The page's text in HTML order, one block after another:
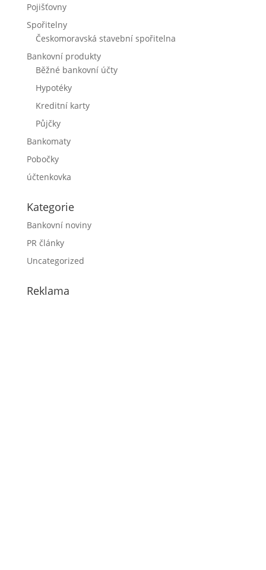
Pojišťovny
Spořitelny
Českomoravská stavební spořitelna
Bankovní produkty
Běžné bankovní účty
Hypotéky
Kreditní karty
Půjčky
Bankomaty
Pobočky
účtenkovka
Kategorie
Bankovní noviny
PR články
Uncategorized
Reklama